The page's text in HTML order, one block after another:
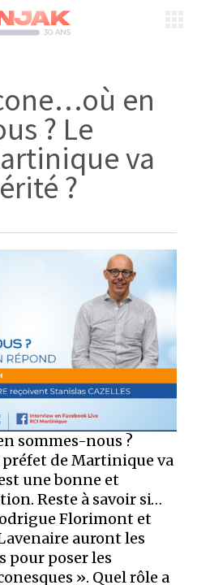
en
? Le
va
?
sommes-nous ?
préfet de Martinique va
une bonne et
Reste à savoir si…
Florimont et
auront les
pour poser les
». Quel rôle a